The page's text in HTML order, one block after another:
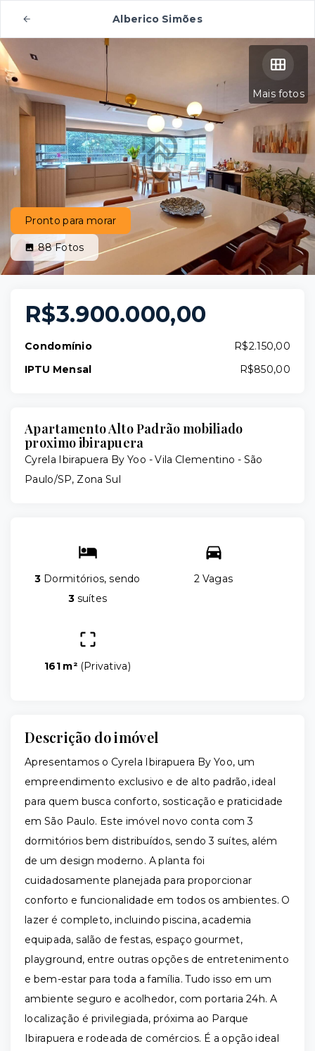
Alberico Simões
Mais fotos
Pronto para morar
88Fotos
R$3.900.000,00
Condomínio
R$2.150,00
IPTU Mensal
R$850,00
Apartamento Alto Padrão mobiliado
proximo ibirapuera
Cyrela Ibirapuera By Yoo -Vila Clementino - São
Paulo/SP, Zona Sul
3 Dormitórios, sendo
3suítes
2 Vagas
161 m² (Privativa)
Descrição do imóvel
Apresentamos o Cyrela Ibirapuera By Yoo, um
empreendimento exclusivo e de alto padrão, ideal
para quem busca conforto, sosticação e praticidade
em São Paulo. Este imóvel novo conta com 3
dormitórios bem distribuídos, sendo 3 suítes, além
de um design moderno. A planta foi
cuidadosamente planejada para proporcionar
conforto e funcionalidade em todos os ambientes. O
lazer é completo, incluindo piscina, academia
equipada, salão de festas, espaço gourmet,
playground, entre outras opções de entretenimento
e bem-estar para toda a família. Tudo isso em um
ambiente seguro e acolhedor, com portaria 24h. A
localização é privilegiada, próxima ao Parque
Ibirapuera e rodeada de comércios. É a opção ideal